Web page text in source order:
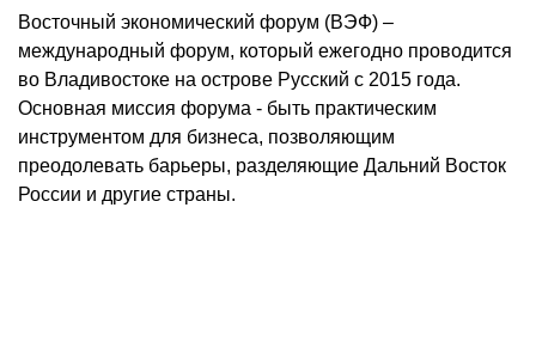
Восточный экономический форум (ВЭФ) –
международный форум, который ежегодно проводится
во Владивостоке на острове Русский с 2015 года.
Основная миссия форума - быть практическим
инструментом для бизнеса, позволяющим
преодолевать барьеры, разделяющие Дальний Восток
России и другие страны.